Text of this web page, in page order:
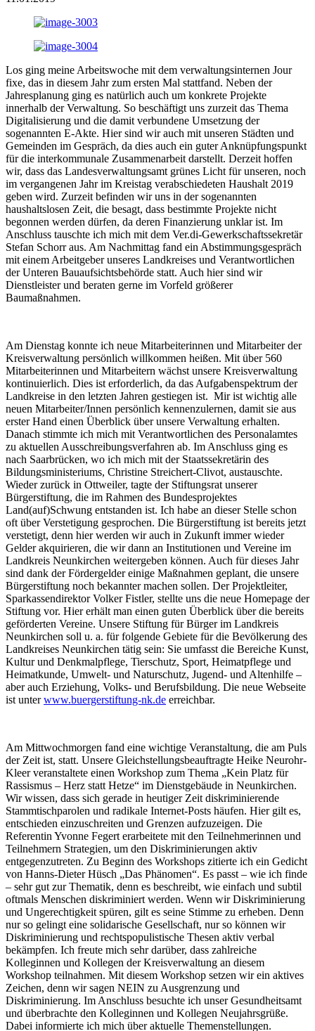
Los ging meine Arbeitswoche mit dem verwaltungsinternen Jour
fixe, das in diesem Jahr zum ersten Mal stattfand. Neben der
Jahresplanung ging es natürlich auch um konkrete Projekte
innerhalb der Verwaltung. So beschäftigt uns zurzeit das Thema
Digitalisierung und die damit verbundene Umsetzung der
sogenannten E-Akte. Hier sind wir auch mit unseren Städten und
Gemeinden im Gespräch, da dies auch ein guter Anknüpfungspunkt
für die interkommunale Zusammenarbeit darstellt. Derzeit hoffen
wir, dass das Landesverwaltungsamt grünes Licht für unseren, noch
im vergangenen Jahr im Kreistag verabschiedeten Haushalt 2019
geben wird. Zurzeit befinden wir uns in der sogenannten
haushaltslosen Zeit, die besagt, dass bestimmte Projekte nicht
begonnen werden dürfen, da deren Finanzierung unklar ist. Im
Anschluss tauschte ich mich mit dem Ver.di-Gewerkschaftssekretär
Stefan Schorr aus. Am Nachmittag fand ein Abstimmungsgespräch
mit einem Arbeitgeber unseres Landkreises und Verantwortlichen
der Unteren Bauaufsichtsbehörde statt. Auch hier sind wir
Dienstleister und beraten gerne im Vorfeld größerer
Baumaßnahmen.
Am Dienstag konnte ich neue Mitarbeiterinnen und Mitarbeiter der
Kreisverwaltung persönlich willkommen heißen. Mit über 560
Mitarbeiterinnen und Mitarbeitern wächst unsere Kreisverwaltung
kontinuierlich. Dies ist erforderlich, da das Aufgabenspektrum der
Landkreise in den letzten Jahren gestiegen ist. Mir ist wichtig alle
neuen Mitarbeiter/Innen persönlich kennenzulernen, damit sie aus
erster Hand einen Überblick über unsere Verwaltung erhalten.
Danach stimmte ich mich mit Verantwortlichen des Personalamtes
zu aktuellen Ausschreibungsverfahren ab. Im Anschluss ging es
nach Saarbrücken, wo ich mich mit der Staatssekretärin des
Bildungsministeriums, Christine Streichert-Clivot, austauschte.
Wieder zurück in Ottweiler, tagte der Stiftungsrat unserer
Bürgerstiftung, die im Rahmen des Bundesprojektes
Land(auf)Schwung entstanden ist. Ich habe an dieser Stelle schon
oft über Verstetigung gesprochen. Die Bürgerstiftung ist bereits jetzt
verstetigt, denn hier werden wir auch in Zukunft immer wieder
Gelder akquirieren, die wir dann an Institutionen und Vereine im
Landkreis Neunkirchen weitergeben können. Auch für dieses Jahr
sind dank der Fördergelder einige Maßnahmen geplant, die unsere
Bürgerstiftung noch bekannter machen sollen. Der Projektleiter,
Sparkassendirektor Volker Fistler, stellte uns die neue Homepage der
Stiftung vor. Hier erhält man einen guten Überblick über die bereits
geförderten Vereine. Unsere Stiftung für Bürger im Landkreis
Neunkirchen soll u. a. für folgende Gebiete für die Bevölkerung des
Landkreises Neunkirchen tätig sein: Sie umfasst die Bereiche Kunst,
Kultur und Denkmalpflege, Tierschutz, Sport, Heimatpflege und
Heimatkunde, Umwelt- und Naturschutz, Jugend- und Altenhilfe –
aber auch Erziehung, Volks- und Berufsbildung. Die neue Webseite
ist unterwww.buergerstiftung-nk.de erreichbar.
Am Mittwochmorgen fand eine wichtige Veranstaltung, die am Puls
der Zeit ist, statt. Unsere Gleichstellungsbeauftragte Heike Neurohr-
Kleer veranstaltete einen Workshop zum Thema „Kein Platz für
Rassismus – Herz statt Hetze“ im Dienstgebäude in Neunkirchen.
Wir wissen, dass sich gerade in heutiger Zeit diskriminierende
Stammtischparolen und radikale Internet-Posts häufen. Hier gilt es,
entschieden einzuschreiten und Grenzen aufzuzeigen. Die
Referentin Yvonne Fegert erarbeitete mit den Teilnehmerinnen und
Teilnehmern Strategien, um den Diskriminierungen aktiv
entgegenzutreten. Zu Beginn des Workshops zitierte ich ein Gedicht
von Hanns-Dieter Hüsch „Das Phänomen“. Es passt – wie ich finde
– sehr gut zur Thematik, denn es beschreibt, wie einfach und subtil
oftmals Menschen diskriminiert werden. Wenn wir Diskriminierung
und Ungerechtigkeit spüren, gilt es seine Stimme zu erheben. Denn
nur so gelingt eine solidarische Gesellschaft, nur so können wir
Diskriminierung und rechtspopulistische Thesen aktiv verbal
bekämpfen. Ich freute mich sehr darüber, dass zahlreiche
Kolleginnen und Kollegen der Kreisverwaltung an diesem
Workshop teilnahmen. Mit diesem Workshop setzen wir ein aktives
Zeichen, denn wir sagen NEIN zu Ausgrenzung und
Diskriminierung. Im Anschluss besuchte ich unser Gesundheitsamt
und überbrachte den Kolleginnen und Kollegen Neujahrsgrüße.
Dabei informierte ich mich über aktuelle Themenstellungen.